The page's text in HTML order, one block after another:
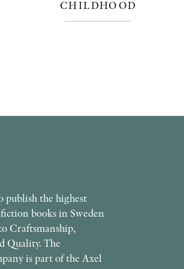
CHILDHOOD
publish the highest
books in Sweden
Craftsmanship,
Quality. The
is part of the Axel